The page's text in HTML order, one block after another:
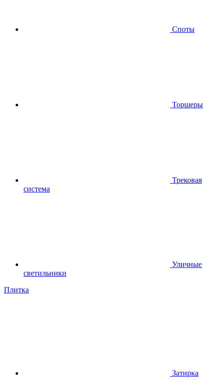
Споты
Торшеры
Трековая
система
Уличные
светильники
Плитка
Затирка